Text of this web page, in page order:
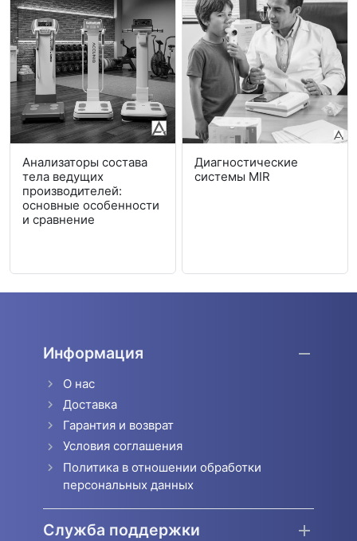
Анализаторы состава
тела ведущих
производителей:
основные особенности
и сравнение
Диагностические
системы MIR
Информация
О нас
Доставка
Гарантия и возврат
Условия соглашения
Политика в отношении обработки
персональных данных
Служба поддержки